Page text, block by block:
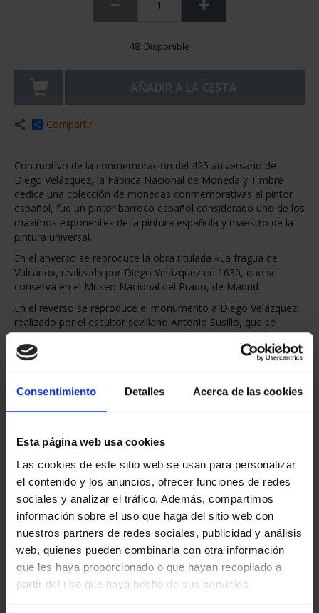
Consentimiento Detalles Acerca de las cookies
Esta página web usa cookies
Las cookies de este sitio web se usan para personalizar
el contenido y los anuncios, ofrecer funciones de redes
sociales y analizar el tráfico. Además, compartimos
información sobre el uso que haga del sitio web con
nuestros partners de redes sociales, publicidad y análisis
web, quienes pueden combinarla con otra información
que les haya proporcionado o que hayan recopilado a
partir del uso que haya hecho de sus servicios.
48 Disponible
AÑADIR A LA CESTA
Compartir
Con motivo de la conmemoración del 425 aniversario de
Diego Velázquez, la Fábrica Nacional de Moneda y Timbre
dedica una colección de monedas conmemorativas al pintor
español, fue un pintor barroco español considerado uno de los
máximos exponentes de la pintura española y maestro de la
pintura universal.
En el anverso se reproduce la obra titulada «La fragua de
Vulcano», realizada por Diego Velázquez en 1630, que se
conserva en el Museo Nacional del Prado, de Madrid.
En el reverso se reproduce el monumento a Diego Velázquez
realizado por el escultor sevillano Antonio Susillo, que se
encuentra en la plaza del Duque de la Victoria, en Sevilla.
También le pueden interesar estos productos:
425 ANIV VELÁZQUEZ (2024) VENUS ESPEJO
153,00 €